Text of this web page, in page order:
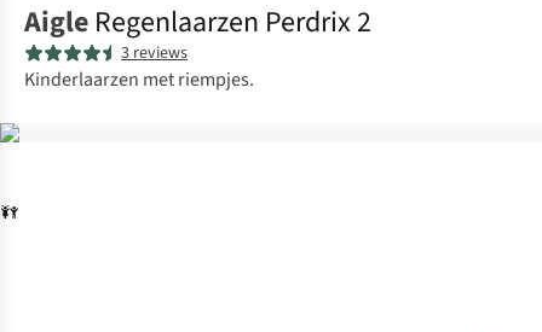
Aigle Regenlaarzen Perdrix 2
3 reviews
Kinderlaarzen met riempjes.